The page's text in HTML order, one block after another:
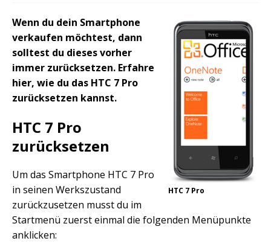
HTC 7 Pro
Wenn du dein Smartphone
verkaufen möchtest, dann
solltest du dieses vorher
immer zurücksetzen. Erfahre
hier, wie du das HTC 7 Pro
zurücksetzen kannst.
HTC 7 Pro
zurücksetzen
Um das Smartphone HTC 7 Pro
in seinen Werkszustand
zurückzusetzen musst du im
Startmenü zuerst einmal die folgenden Menüpunkte
anklicken: